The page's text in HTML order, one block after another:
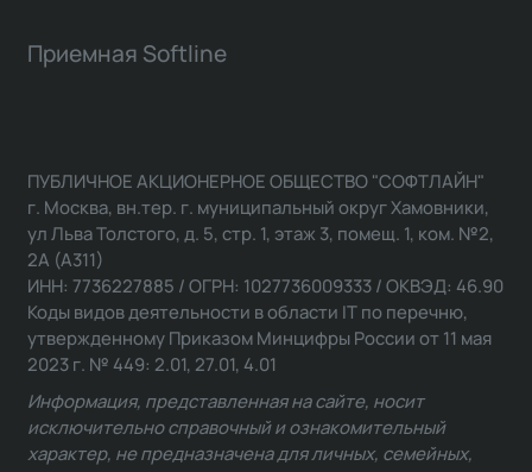
Приемная Softline
ПУБЛИЧНОЕ АКЦИОНЕРНОЕ ОБЩЕСТВО "СОФТЛАЙН"
г. Москва, вн.тер. г. муниципальный округ Хамовники,
ул Льва Толстого, д. 5, стр. 1, этаж 3, помещ. 1, ком. №2,
2А (А311)
ИНН: 7736227885 / ОГРН: 1027736009333 / ОКВЭД: 46.90
Коды видов деятельности в области IT по перечню,
утвержденному Приказом Минцифры России от 11 мая
2023 г. № 449: 2.01, 27.01, 4.01
Информация, представленная на сайте, носит
исключительно справочный и ознакомительный
характер, не предназначена для личных, семейных,